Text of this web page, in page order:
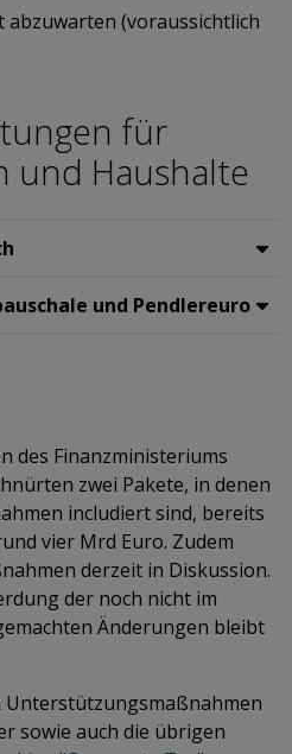
abzuwarten (voraussichtlich
für
und Haushalte
und Pendlereuro
des Finanzministeriums
zwei Pakete, in denen
includiert sind, bereits
vier Mrd Euro. Zudem
derzeit in Diskussion.
der noch nicht im
Änderungen bleibt
Unterstützungsmaßnahmen
sowie auch die übrigen